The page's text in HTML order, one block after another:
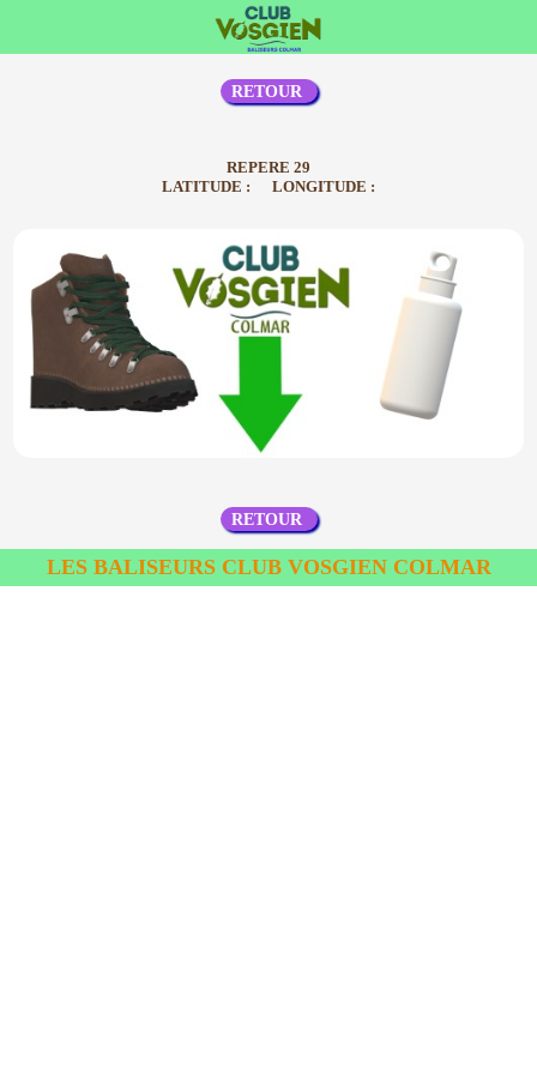
RETOUR
REPERE 29
LATITUDE : LONGITUDE :
RETOUR
LES BALISEURS CLUB VOSGIEN COLMAR